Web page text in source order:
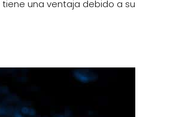
tiene una ventaja debido a su